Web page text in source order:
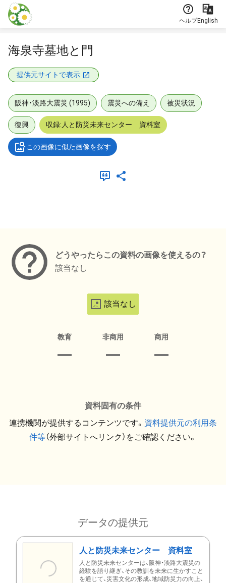
本文に飛ぶ
ヘルプEnglish
海泉寺墓地と門
提供元サイトで表示
阪神・淡路大震災 (1995) 震災への備え 被災状況
復興 収録:人と防災未来センター 資料室
この画像に似た画像を探す
どうやったらこの資料の画像を使えるの？
該当なし
該当なし
教育 非商用 商用
資料固有の条件
連携機関が提供するコンテンツです。 資料提供元の利用条
件等（外部サイトへリンク）をご確認ください。
データの提供元
人と防災未来センター 資料室
人と防災未来センターは、阪神・淡路大震災の
経験を語り継ぎ、その教訓を未来に生かすこと
を通じて、災害文化の形成、地域防災力の向上、